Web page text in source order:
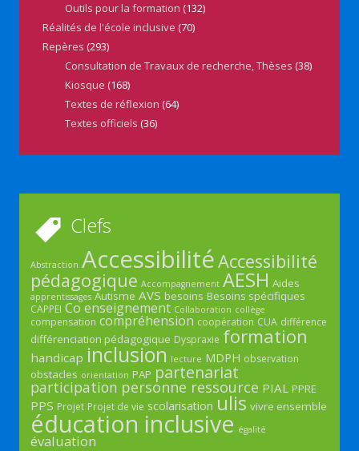
Outils pour la formation (132)
Réalités de l'école inclusive (70)
Repères (293)
Consultation de Travaux de recherche, Thèses (38)
Kiosque (168)
Textes de réflexion (64)
Textes officiels (36)
Clefs
Abstraction AccessibilitéAccessibilité
pédagogique Accompagnement AESH Aides
apprentissages Autisme AVS besoins Besoins spécifiques
CAPPEI Co enseignement Collaboration collège
compensation compréhension coopération CUA différence
différenciation pédagogique Dyspraxie formation
handicap inclusion lecture MDPH observation
obstacles orientation PAP partenariat
participation personne ressource PIAL PPRE
PPS Projet Projet de vie scolarisation ulis vivre ensemble
éducation inclusive égalité
évaluation